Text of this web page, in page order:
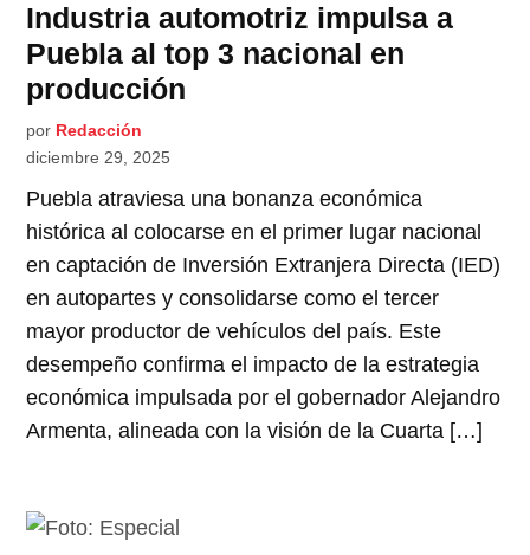
Industria automotriz impulsa a
Puebla al top 3 nacional en
producción
por Redacción
diciembre 29, 2025
Puebla atraviesa una bonanza económica
histórica al colocarse en el primer lugar nacional
en captación de Inversión Extranjera Directa (IED)
en autopartes y consolidarse como el tercer
mayor productor de vehículos del país. Este
desempeño confirma el impacto de la estrategia
económica impulsada por el gobernador Alejandro
Armenta, alineada con la visión de la Cuarta […]